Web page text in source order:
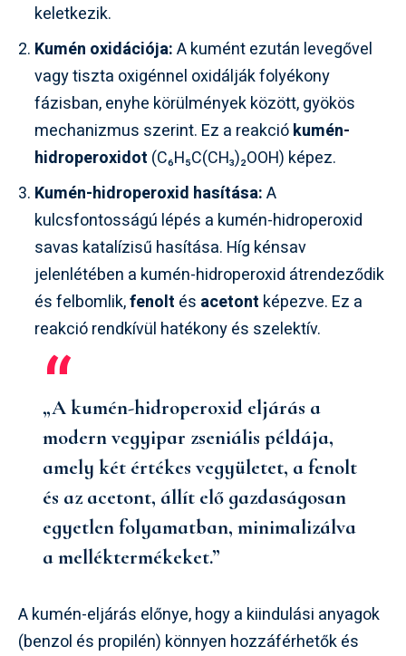
keletkezik.
Kumén oxidációja:A kumént ezután levegővel
vagy tiszta oxigénnel oxidálják folyékony
fázisban, enyhe körülmények között, gyökös
mechanizmus szerint. Ez a reakciókumén-
hidroperoxidot (C₆H₅C(CH₃)₂OOH) képez.
Kumén-hidroperoxid hasítása:A
kulcsfontosságú lépés a kumén-hidroperoxid
savas katalízisű hasítása. Híg kénsav
jelenlétében a kumén-hidroperoxid átrendeződik
és felbomlik,fenolt és acetont képezve. Ez a
reakció rendkívül hatékony és szelektív.
„A kumén-hidroperoxid eljárás a
modern vegyipar zseniális példája,
amely két értékes vegyületet, a fenolt
és az acetont, állít elő gazdaságosan
egyetlen folyamatban, minimalizálva
a melléktermékeket.”
A kumén-eljárás előnye, hogy a kiindulási anyagok
(benzol és propilén) könnyen hozzáférhetők és